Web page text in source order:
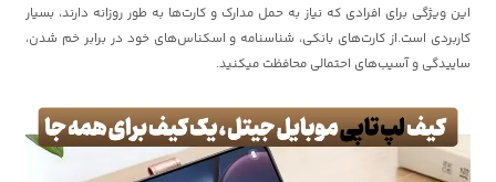
این ویژگی برای افرادی که نیاز به حمل مدارک و کارت‌ها به طور روزانه دارند، بسیار
کاربردی است.از کارت‌های بانکی، شناسنامه و اسکناس‌های خود در برابر خم شدن،
ساییدگی و آسیب‌های احتمالی محافظت میکنید.